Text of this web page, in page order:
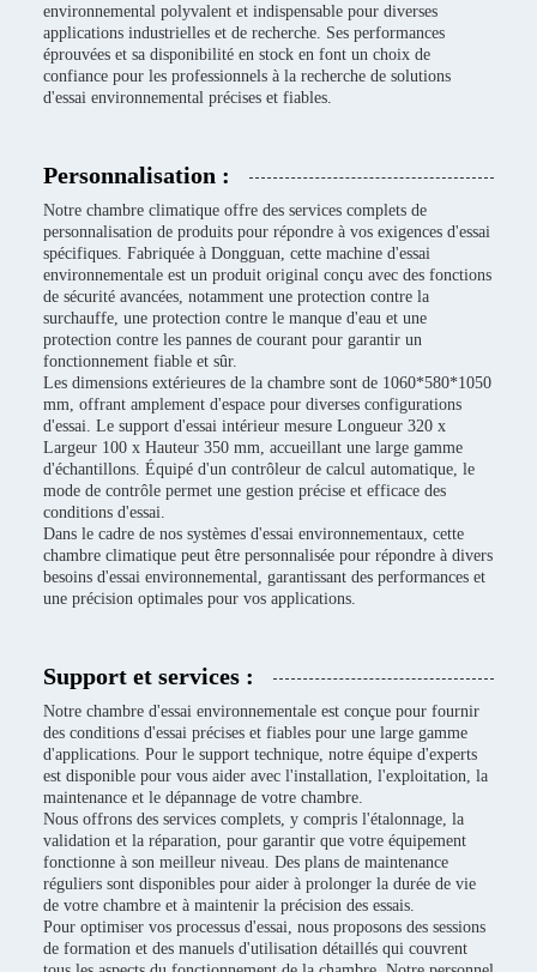
environnemental polyvalent et indispensable pour diverses
applications industrielles et de recherche. Ses performances
éprouvées et sa disponibilité en stock en font un choix de
confiance pour les professionnels à la recherche de solutions
d'essai environnemental précises et fiables.
Personnalisation :
Notre chambre climatique offre des services complets de
personnalisation de produits pour répondre à vos exigences d'essai
spécifiques. Fabriquée à Dongguan, cette machine d'essai
environnementale est un produit original conçu avec des fonctions
de sécurité avancées, notamment une protection contre la
surchauffe, une protection contre le manque d'eau et une
protection contre les pannes de courant pour garantir un
fonctionnement fiable et sûr.
Les dimensions extérieures de la chambre sont de 1060*580*1050
mm, offrant amplement d'espace pour diverses configurations
d'essai. Le support d'essai intérieur mesure Longueur 320 x
Largeur 100 x Hauteur 350 mm, accueillant une large gamme
d'échantillons. Équipé d'un contrôleur de calcul automatique, le
mode de contrôle permet une gestion précise et efficace des
conditions d'essai.
Dans le cadre de nos systèmes d'essai environnementaux, cette
chambre climatique peut être personnalisée pour répondre à divers
besoins d'essai environnemental, garantissant des performances et
une précision optimales pour vos applications.
Support et services :
Notre chambre d'essai environnementale est conçue pour fournir
des conditions d'essai précises et fiables pour une large gamme
d'applications. Pour le support technique, notre équipe d'experts
est disponible pour vous aider avec l'installation, l'exploitation, la
maintenance et le dépannage de votre chambre.
Nous offrons des services complets, y compris l'étalonnage, la
validation et la réparation, pour garantir que votre équipement
fonctionne à son meilleur niveau. Des plans de maintenance
réguliers sont disponibles pour aider à prolonger la durée de vie
de votre chambre et à maintenir la précision des essais.
Pour optimiser vos processus d'essai, nous proposons des sessions
de formation et des manuels d'utilisation détaillés qui couvrent